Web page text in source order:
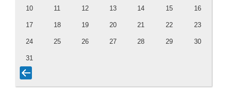
10 11 12 13 14 15 16
17 18 19 20 21 22 23
24 25 26 27 28 29 30
31